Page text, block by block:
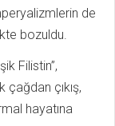
de
bozuldu.
Filistin”,
çağdan çıkış,
hayatına